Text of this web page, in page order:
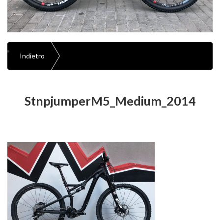
Indietro
StnpjumperM5_Medium_2014